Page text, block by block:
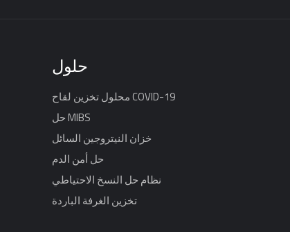
حلول
محلول تخزين لقاح COVID-19
حل MIBS
خزان النيتروجين السائل
حل أمن الدم
نظام حل النسخ الاحتياطي
تخزين الغرفة الباردة